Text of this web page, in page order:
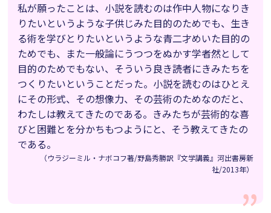
私が願ったことは、小説を読むのは作中人物になりき
りたいというような子供じみた目的のためでも、生き
る術を学びとりたいというような青二才めいた目的の
ためでも、また一般論にうつつをぬかす学者然として
目的のためでもない、そういう良き読者にきみたちを
つくりたいということだった。小説を読むのはひとえ
にその形式、その想像力、その芸術のためなのだと、
わたしは教えてきたのである。きみたちが芸術的な喜
びと困難とを分かちもつようにと、そう教えてきたの
である。
（ウラジーミル・ナボコフ著/野島秀勝訳『文学講義』河出書房新
社/2013年）